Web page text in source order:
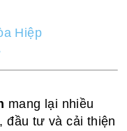
Hiệp
mang lại nhiều
đầu tư và cải thiện